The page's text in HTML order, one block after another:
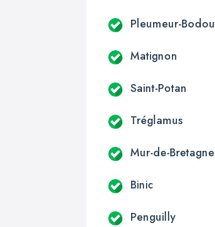
Pleumeur-Bodou
Matignon
Saint-Potan
Tréglamus
Mur-de-Bretagne
Binic
Penguilly